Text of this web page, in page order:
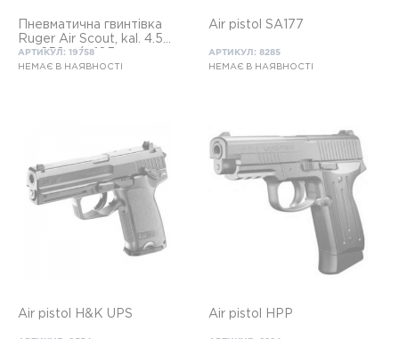
Пневматична гвинтівка
Ruger Air Scout, kal. 4.5
мм, 250 м/с 16Дж
АРТИКУЛ: 19758
НЕМАЄ В НАЯВНОСТІ
Air pistol SA177
АРТИКУЛ: 8285
НЕМАЄ В НАЯВНОСТІ
Air pistol H&K UPS Air pistol HPP